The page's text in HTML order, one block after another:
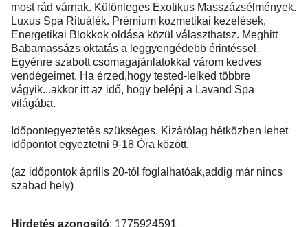
most rád várnak. Különleges Exotikus Masszázsélmények.
Luxus Spa Rituálék. Prémium kozmetikai kezelések,
Energetikai Blokkok oldása közül választhatsz. Meghitt
Babamassázs oktatás a leggyengédebb érintéssel.
Egyénre szabott csomagajánlatokkal várom kedves
vendégeimet. Ha érzed,hogy tested-lelked többre
vágyik...akkor itt az idő, hogy belépj a Lavand Spa
világába.
Időpontegyeztetés szükséges. Kizárólag hétközben lehet
időpontot egyeztetni 9-18 Óra között.
(az időpontok április 20-tól foglalhatóak,addig már nincs
szabad hely)
Hirdetés azonosító: 1775924591